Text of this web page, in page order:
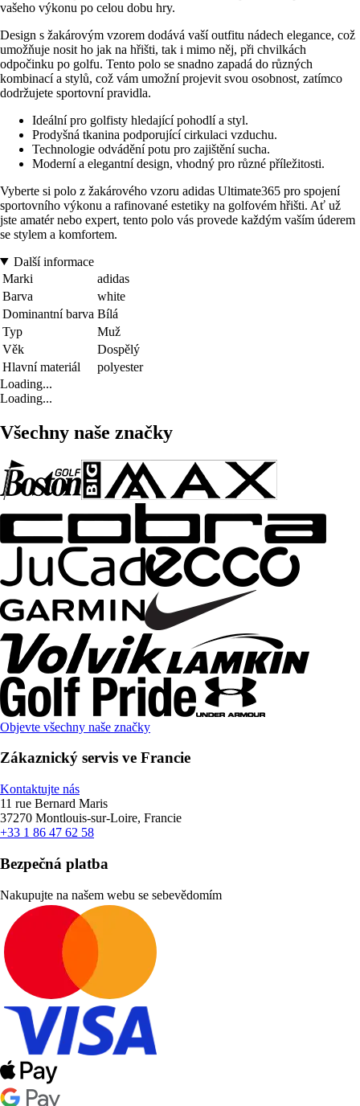
vašeho výkonu po celou dobu hry.
Design s žakárovým vzorem dodává vaší outfitu nádech elegance, což
umožňuje nosit ho jak na hřišti, tak i mimo něj, při chvilkách
odpočinku po golfu. Tento polo se snadno zapadá do různých
kombinací a stylů, což vám umožní projevit svou osobnost, zatímco
dodržujete sportovní pravidla.
Ideální pro golfisty hledající pohodlí a styl.
Prodyšná tkanina podporující cirkulaci vzduchu.
Technologie odvádění potu pro zajištění sucha.
Moderní a elegantní design, vhodný pro různé příležitosti.
Vyberte si polo z žakárového vzoru adidas Ultimate365 pro spojení
sportovního výkonu a rafinované estetiky na golfovém hřišti. Ať už
jste amatér nebo expert, tento polo vás provede každým vaším úderem
se stylem a komfortem.
Další informace
Marki
adidas
Barva
white
Dominantní barva Bílá
Typ
Muž
Věk
Dospělý
Hlavní materiál
polyester
Loading...
Loading...
Všechny naše značky
Objevte všechny naše značky
Zákaznický servis ve Francie
Kontaktujte nás
11 rue Bernard Maris
37270 Montlouis-sur-Loire, Francie
+33 1 86 47 62 58
Bezpečná platba
Nakupujte na našem webu se sebevědomím